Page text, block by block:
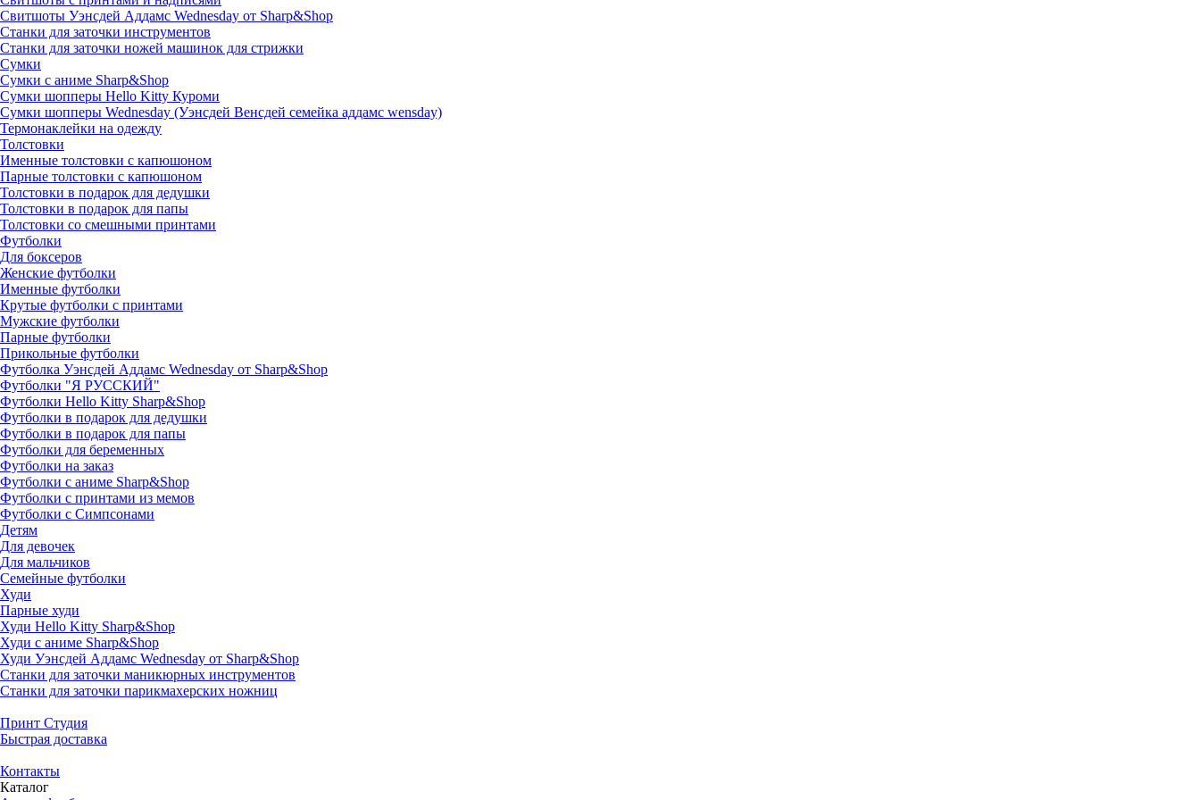
Свитшоты Уэнсдей Аддамс Wednesday от Sharp&Shop
Станки для заточки инструментов
Станки для заточки ножей машинок для стрижки
Сумки
Сумки с аниме Sharp&Shop
Сумки шопперы Hello Kitty Куроми
Сумки шопперы Wednesday (Уэнсдей Венсдей семейка аддамс wensday)
Термонаклейки на одежду
Толстовки
Именные толстовки с капюшоном
Парные толстовки с капюшоном
Толстовки в подарок для дедушки
Толстовки в подарок для папы
Толстовки со смешными принтами
Футболки
Для боксеров
Женские футболки
Именные футболки
Крутые футболки с принтами
Мужские футболки
Парные футболки
Прикольные футболки
Футболка Уэнсдей Аддамс Wednesday от Sharp&Shop
Футболки "Я РУССКИЙ"
Футболки Hello Kitty Sharp&Shop
Футболки в подарок для дедушки
Футболки в подарок для папы
Футболки для беременных
Футболки на заказ
Футболки с аниме Sharp&Shop
Футболки с принтами из мемов
Футболки с Симпсонами
Детям
Для девочек
Для мальчиков
Семейные футболки
Худи
Парные худи
Худи Hello Kitty Sharp&Shop
Худи с аниме Sharp&Shop
Худи Уэнсдей Аддамс Wednesday от Sharp&Shop
Станки для заточки маникюрных инструментов
Станки для заточки парикмахерских ножниц
Принт Студия
Быстрая доставка
Контакты
Каталог